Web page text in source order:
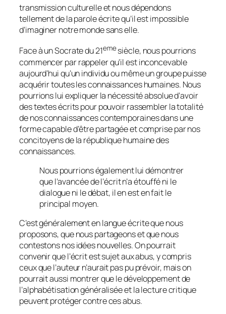
transmission culturelle et nous dépendons
tellement de la parole écrite qu’il est impossible
d’imaginer notre monde sans elle.
Face à un Socrate du 21emesiècle, nous pourrions
commencer par rappeler qu’il est inconcevable
aujourd’hui qu’un individu ou même un groupe puisse
acquérir toutes les connaissances humaines. Nous
pourrions lui expliquer la nécessité absolue d’avoir
des textes écrits pour pouvoir rassembler la totalité
de nos connaissances contemporaines dans une
forme capable d’être partagée et comprise par nos
concitoyens de la république humaine des
connaissances.
Nous pourrions également lui démontrer
que l’avancée de l’écrit n’a étouffé ni le
dialogue ni le débat, il en est en fait le
principal moyen.
C’est généralement en langue écrite que nous
proposons, que nous partageons et que nous
contestons nos idées nouvelles. On pourrait
convenir que l’écrit est sujet aux abus, y compris
ceux que l’auteur n’aurait pas pu prévoir, mais on
pourrait aussi montrer que le développement de
l’alphabétisation généralisée et la lecture critique
peuvent protéger contre ces abus.